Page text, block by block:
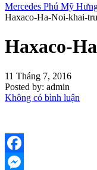
Mercedes Phú Mỹ
Haxaco-Ha-Noi-khai-
Haxaco-
11 Tháng 7, 2016
Posted by: admin
Không có bình luận
Facebook